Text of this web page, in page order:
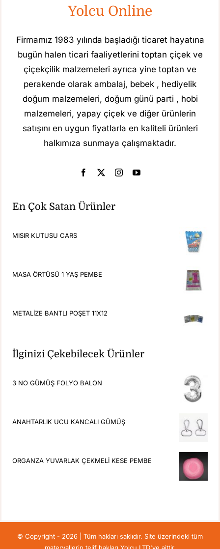
Yolcu Online
Firmamız 1983 yılında başladığı ticaret hayatına
bugün halen ticari faaliyetlerini toptan çiçek ve
çiçekçilik malzemeleri ayrıca yine toptan ve
perakende olarak ambalaj, bebek , hediyelik
doğum malzemeleri, doğum günü parti , hobi
malzemeleri, yapay çiçek ve diğer ürünlerin
satışını en uygun fiyatlarla en kaliteli ürünleri
halkımıza sunmaya çalışmaktadır.
En Çok Satan Ürünler
MISIR KUTUSU CARS
MASA ÖRTÜSÜ 1 YAŞ PEMBE
METALİZE BANTLI POŞET 11X12
İlginizi Çekebilecek Ürünler
3 NO GÜMÜŞ FOLYO BALON
ANAHTARLIK UCU KANCALI GÜMÜŞ
ORGANZA YUVARLAK ÇEKMELİ KESE PEMBE
© Copyright - 2026 | Tüm hakları saklıdır. Site üzerindeki tüm